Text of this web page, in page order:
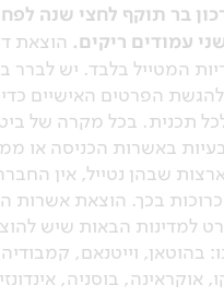
בר תוקף לחצי שנה
עמודים ריקים. הוצאת
המטייל בלבד. יש לברר
הפרטים האישיים כדי
תכנית. בכל מקרה של
באשרות הכניסה או
שבהן נטייל, אין
בכך. הוצאת אשרות
למדינות הבאות שיש
בהוטאן, וייטנאם,
אוקראינה, בוסניה,